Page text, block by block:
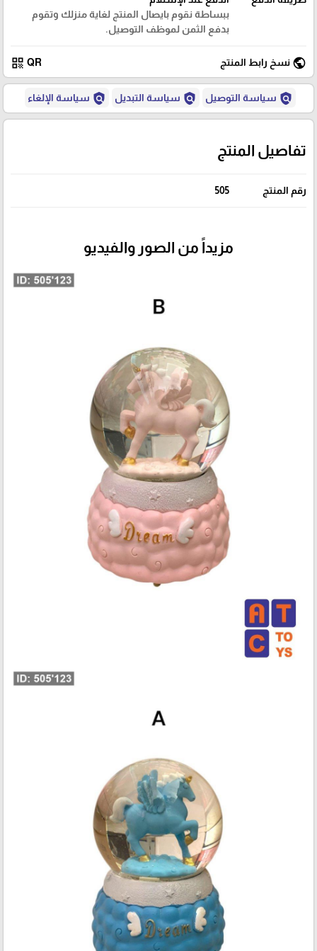
ببساطة نقوم بايصال المنتج لغاية منزلك وتقوم
بدفع الثمن لموظف التوصيل.
public نسخ رابط المنتج QR
qr_code
policy سياسة التوصيل policy سياسة التبديل policy سياسة الإلغاء
تفاصيل المنتج
رقم المنتج 505
مزيداً من الصور والفيديو